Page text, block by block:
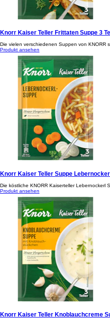
Knorr Kaiser Teller Frittaten Suppe 3
Die vielen verschiedenen Suppen von KNORR
Produkt ansehen
Knorr Kaiser Teller Suppe
Die köstliche KNORR Kaiserteller
Produkt ansehen
Knorr Kaiser Teller Knoblauchcreme